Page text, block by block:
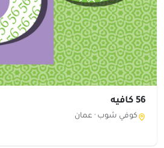
56 كافيه
كوفي شوب · عمان